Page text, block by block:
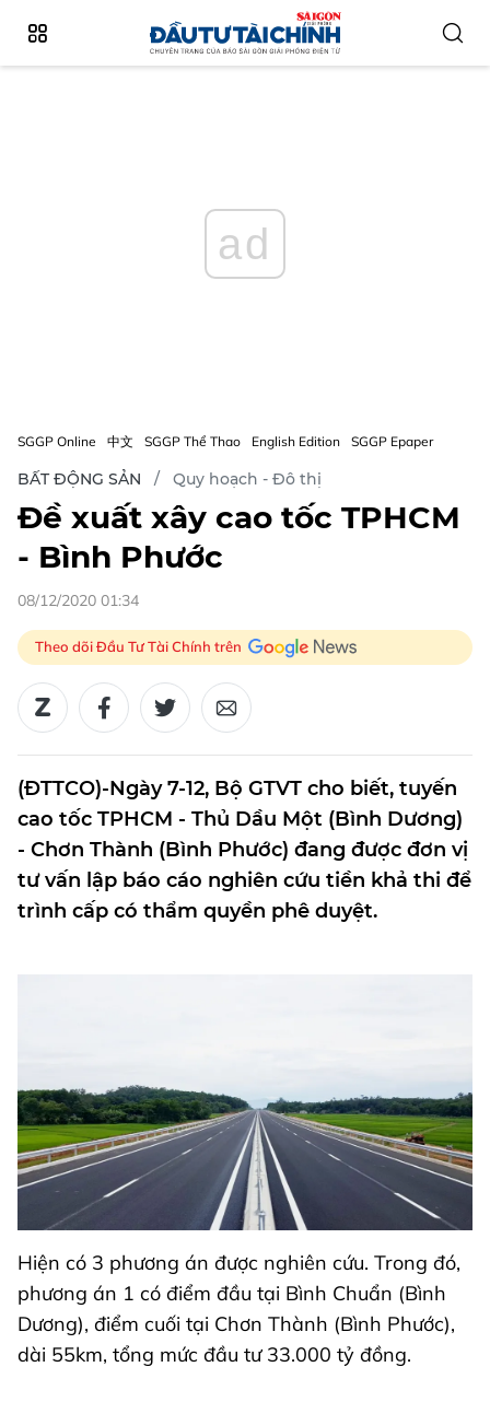
ad
SGGP Online 中文 SGGP Thể Thao English Edition SGGP Epaper
BẤT ĐỘNG SẢN Quy hoạch - Đô thị
Đề xuất xây cao tốc TPHCM
- Bình Phước
08/12/2020 01:34
Theo dõi Đầu Tư Tài Chính trên
(ĐTTCO)-Ngày 7-12, Bộ GTVT cho biết, tuyến
cao tốc TPHCM - Thủ Dầu Một (Bình Dương)
- Chơn Thành (Bình Phước) đang được đơn vị
tư vấn lập báo cáo nghiên cứu tiền khả thi để
trình cấp có thẩm quyền phê duyệt.
Hiện có 3 phương án được nghiên cứu. Trong đó,
phương án 1 có điểm đầu tại Bình Chuẩn (Bình
Dương), điểm cuối tại Chơn Thành (Bình Phước),
dài 55km, tổng mức đầu tư 33.000 tỷ đồng.